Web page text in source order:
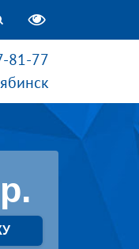
81-77